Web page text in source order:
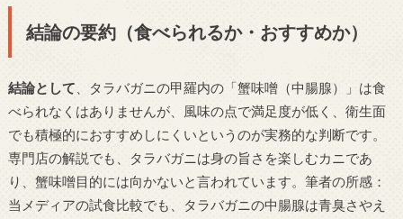
結論の要約（食べられるか・おすすめか）
結論として 、タラバガニの甲羅内の「蟹味噌（中腸腺）」は食
べられなくはありませんが、風味の点で満足度が低く、衛生面
でも積極的におすすめしにくいというのが実務的な判断です。
専門店の解説でも、タラバガニは身の旨さを楽しむカニであ
り、蟹味噌目的には向かないと言われています。筆者の所感：
当メディアの試食比較でも、タラバガニの中腸腺は青臭さやえ